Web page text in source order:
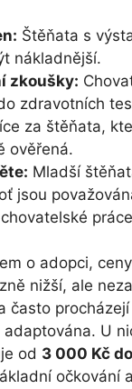
Štěňata s
nákladnější.
zkoušky:
zdravotních
za štěňata,
ověřená.
Mladší
jsou
o adopci,
nižší, ale
často
U
od 3 000 Kč
očkování